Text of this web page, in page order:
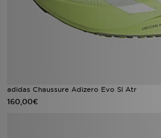
adidas Chaussure Adizero Evo Sl Atr
160,00€